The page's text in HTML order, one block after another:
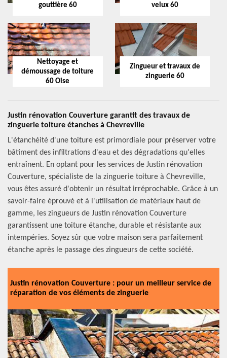
gouttière 60
velux 60
Nettoyage et
démoussage de toiture
60 Oise
Zingueur et travaux de
zinguerie 60
Justin rénovation Couverture garantit des travaux de
zinguerie toiture étanches à Chevreville
L'étanchéité d'une toiture est primordiale pour préserver votre
bâtiment des infiltrations d'eau et des dégradations qu'elles
entraînent. En optant pour les services de Justin rénovation
Couverture, spécialiste de la zinguerie toiture à Chevreville,
vous êtes assuré d'obtenir un résultat irréprochable. Grâce à un
savoir-faire éprouvé et à l'utilisation de matériaux haut de
gamme, les zingueurs de Justin rénovation Couverture
garantissent une toiture étanche, durable et résistante aux
intempéries. Soyez sûr que votre maison sera parfaitement
étanche après le passage des zingueurs de cette société.
Justin rénovation Couverture : pour un meilleur service de
réparation de vos éléments de zinguerie